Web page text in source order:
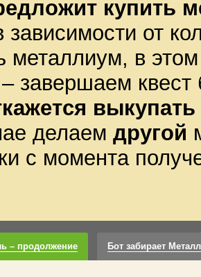
купить
зависимости от
металлиум, в
завершаем квест
делаем другой
с момента
– продолжение Бот забирает